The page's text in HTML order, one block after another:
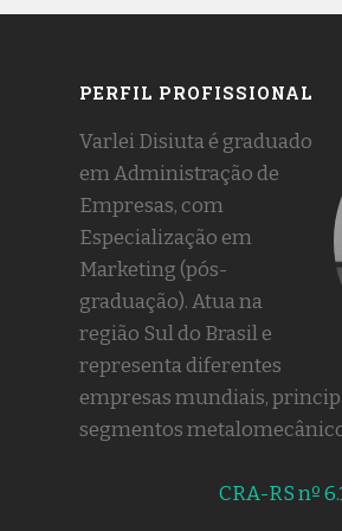
PERFIL PROFISSIONAL
Varlei Disiuta é graduado
em Administração de
Empresas, com
Especialização em
Marketing (pós-
graduação). Atua na
região Sul do Brasil e
representa diferentes
empresas mundiais,
segmentos
CRA-RS nº